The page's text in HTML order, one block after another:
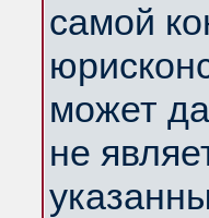
самой
может
не